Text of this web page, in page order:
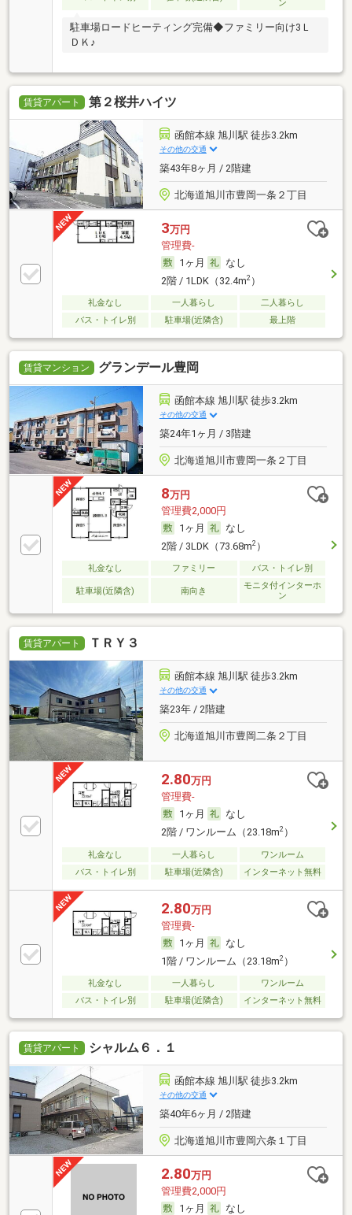
ン
駐車場ロードヒーティング完備◆ファミリー向け3Ｌ
ＤＫ♪
賃貸アパート 第２桜井ハイツ
函館本線 旭川駅 徒歩3.2km
その他の交通
築43年8ヶ月 / 2階建
北海道旭川市豊岡一条２丁目
3万円
管理費-
1ヶ月
なし
2階 / 1LDK（32.4m2）
礼金なし 一人暮らし
二人暮らし
バス・トイレ別
駐車場(近隣含) 最上階
賃貸マンション グランデール豊岡
函館本線 旭川駅 徒歩3.2km
その他の交通
築24年1ヶ月 / 3階建
北海道旭川市豊岡一条２丁目
8万円
管理費2,000円
1ヶ月
なし
2階 / 3LDK（73.68m2）
礼金なし ファミリー バス・トイレ別
駐車場(近隣含) 南向き
モニタ付インターホ
ン
賃貸アパート ＴＲＹ３
函館本線 旭川駅 徒歩3.2km
その他の交通
築23年 / 2階建
北海道旭川市豊岡二条２丁目
2.80万円
管理費-
1ヶ月
なし
2階 / ワンルーム（23.18m2）
礼金なし 一人暮らし
ワンルーム
バス・トイレ別
駐車場(近隣含) インターネット無料
2.80万円
管理費-
1ヶ月
なし
1階 / ワンルーム（23.18m2）
礼金なし 一人暮らし
ワンルーム
バス・トイレ別
駐車場(近隣含) インターネット無料
賃貸アパート シャルム６．１
函館本線 旭川駅 徒歩3.2km
その他の交通
築40年6ヶ月 / 2階建
北海道旭川市豊岡六条１丁目
2.80万円
管理費2,000円
1ヶ月
なし